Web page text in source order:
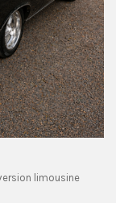
limousine